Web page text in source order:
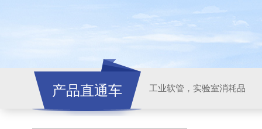
产品直通车 工业软管，实验室消耗品